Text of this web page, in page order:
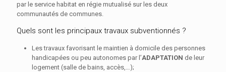
par le service habitat en régie mutualisé sur les deux
communautés de communes.
Quels sont les principaux travaux subventionnés ?
Les travaux favorisant le maintien à domicile des personnes
handicapées ou peu autonomes par l’ADAPTATION de leur
logement (salle de bains, accès,…);